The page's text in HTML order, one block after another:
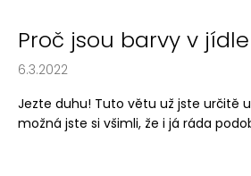
Proč jsou barvy v
6.3.2022
Jezte duhu! Tuto větu už jste určitě
možná jste si všimli, že i já ráda
D
o
p
o